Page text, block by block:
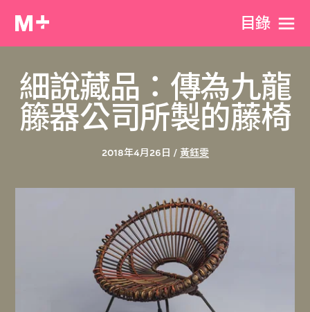
目​錄
2018年4月26日 / 黃鈺雯
細說藏品：傳為九龍
籐器公司所製的藤椅